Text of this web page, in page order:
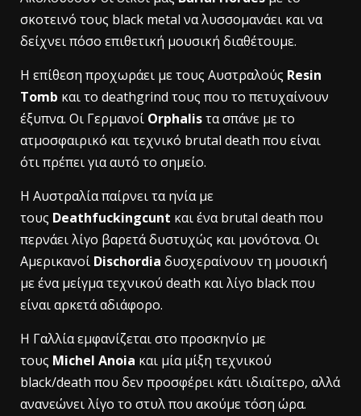
σκοτεινό τους black metal να λυσσομανάει και να
δείχνει πόσο επιθετική μουσική διαθέτουμε.
Η επίθεση προχωράει με τους Αυστραλούς Resin
Tomb και το deathgrind τους που το πετυχαίνουν
έξυπνα. Οι Γερμανοί Orphalisτα σπάνε με το
ατμοσφαιρικό και τεχνικό brutal death που είναι
ότι πρέπει για αυτό το σημείο.
Η Αυστραλία παίρνει τα ηνία με
τους Deathfuckingcunt και ένα brutal death που
περνάει λίγο βαρετά δυστυχώς και μονότονα. Οι
Αμερικανοί Dischordia δυσχεραίνουν τη μουσική
με ένα μείγμα τεχνικού death και λίγο black που
είναι αρκετά αδιάφορο.
Η Γαλλία εμφανίζεται στο προσκηνίο με
τους Michel Anoia και μία μίξη τεχνικού
black/death που δεν προσφέρει κάτι ιδιαίτερο, αλλά
ανανεώνει λίγο το στυλ που ακούμε τόση ώρα.